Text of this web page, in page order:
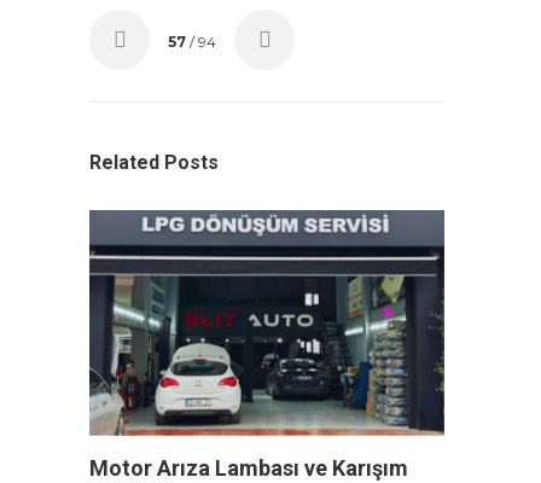
57 / 94
Related Posts
Motor Arıza Lambası ve Karışım